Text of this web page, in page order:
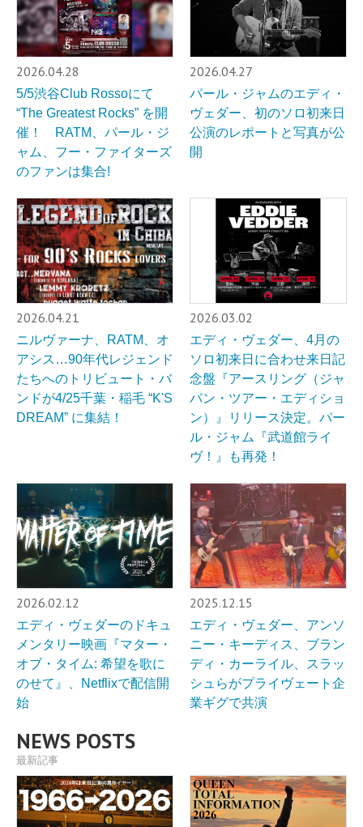
2026.04.28
5/5渋谷Club Rossoにて
“The Greatest Rocks” を開
催！ RATM、パール・ジ
ャム、フー・ファイターズ
のファンは集合!
2026.04.27
パール・ジャムのエディ・
ヴェダー、初のソロ初来日
公演のレポートと写真が公
開
2026.04.21
ニルヴァーナ、RATM、オ
アシス…90年代レジェンド
たちへのトリビュート・バ
ンドが4/25千葉・稲毛 “K'S
DREAM” に集結！
2026.03.02
エディ・ヴェダー、4月の
ソロ初来日に合わせ来日記
念盤『アースリング（ジャ
パン・ツアー・エディショ
ン）』リリース決定。パー
ル・ジャム『武道館ライ
ヴ！』も再発！
2026.02.12
エディ・ヴェダーのドキュ
メンタリー映画『マター・
オブ・タイム: 希望を歌に
のせて』、Netflixで配信開
始
2025.12.15
エディ・ヴェダー、アンソ
ニー・キーディス、ブラン
ディ・カーライル、スラッ
シュらがプライヴェート企
業ギグで共演
NEWS POSTS
最新記事